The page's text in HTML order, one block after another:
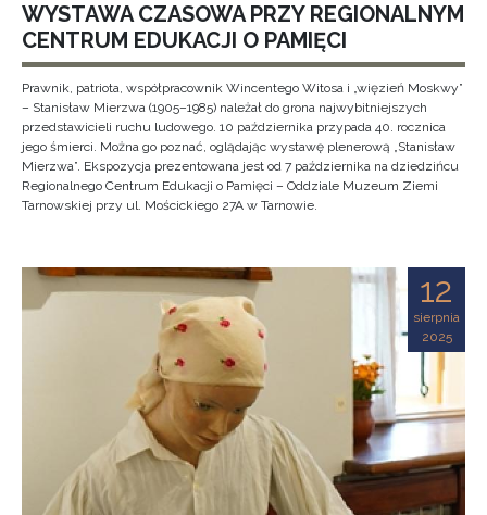
WYSTAWA CZASOWA PRZY REGIONALNYM
CENTRUM EDUKACJI O PAMIĘCI
Prawnik, patriota, współpracownik Wincentego Witosa i „więzień Moskwy”
– Stanisław Mierzwa (1905–1985) należał do grona najwybitniejszych
przedstawicieli ruchu ludowego. 10 października przypada 40. rocznica
jego śmierci. Można go poznać, oglądając wystawę plenerową „Stanisław
Mierzwa”. Ekspozycja prezentowana jest od 7 października na dziedzińcu
Regionalnego Centrum Edukacji o Pamięci – Oddziale Muzeum Ziemi
Tarnowskiej przy ul. Mościckiego 27A w Tarnowie.
12
sierpnia
2025